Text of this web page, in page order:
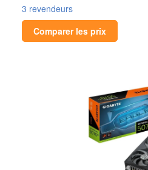
3 revendeurs
Comparer les prix